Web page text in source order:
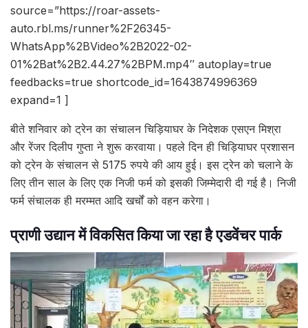
source=”https://roar-assets-
auto.rbl.ms/runner%2F26345-
WhatsApp%2BVideo%2B2022-02-
01%2Bat%2B2.44.27%2BPM.mp4″ autoplay=true
feedbacks=true shortcode_id=1643874996369
expand=1 ]
बीते शनिवार को ट्रेन का संचालन चिड़ियाघर के निदेशक एसएन मिश्रा
और रेंजर दिलीप गुप्ता ने शुरू करवाया। पहले दिन ही चिड़ियाघर प्रशासन
को ट्रेन के संचालन से 5175 रुपये की आय हुई। इस ट्रेन को चलाने के
लिए तीन साल के लिए एक निजी फर्म को इसकी जिम्मेदारी दी गई है। निजी
फर्म संचालक ही मरम्मत आदि खर्चों को वहन करेगा।
प्राणी उद्यान में विकसित किया जा रहा है एडवेंचर पार्क